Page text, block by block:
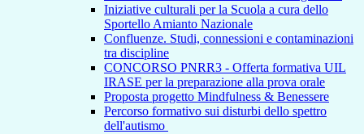
Iniziative culturali per la Scuola a cura dello
Sportello Amianto Nazionale
Confluenze. Studi, connessioni e contaminazioni
tra discipline
CONCORSO PNRR3 - Offerta formativa UIL
IRASE per la preparazione alla prova orale
Proposta progetto Mindfulness & Benessere
Percorso formativo sui disturbi dello spettro
dell'autismo